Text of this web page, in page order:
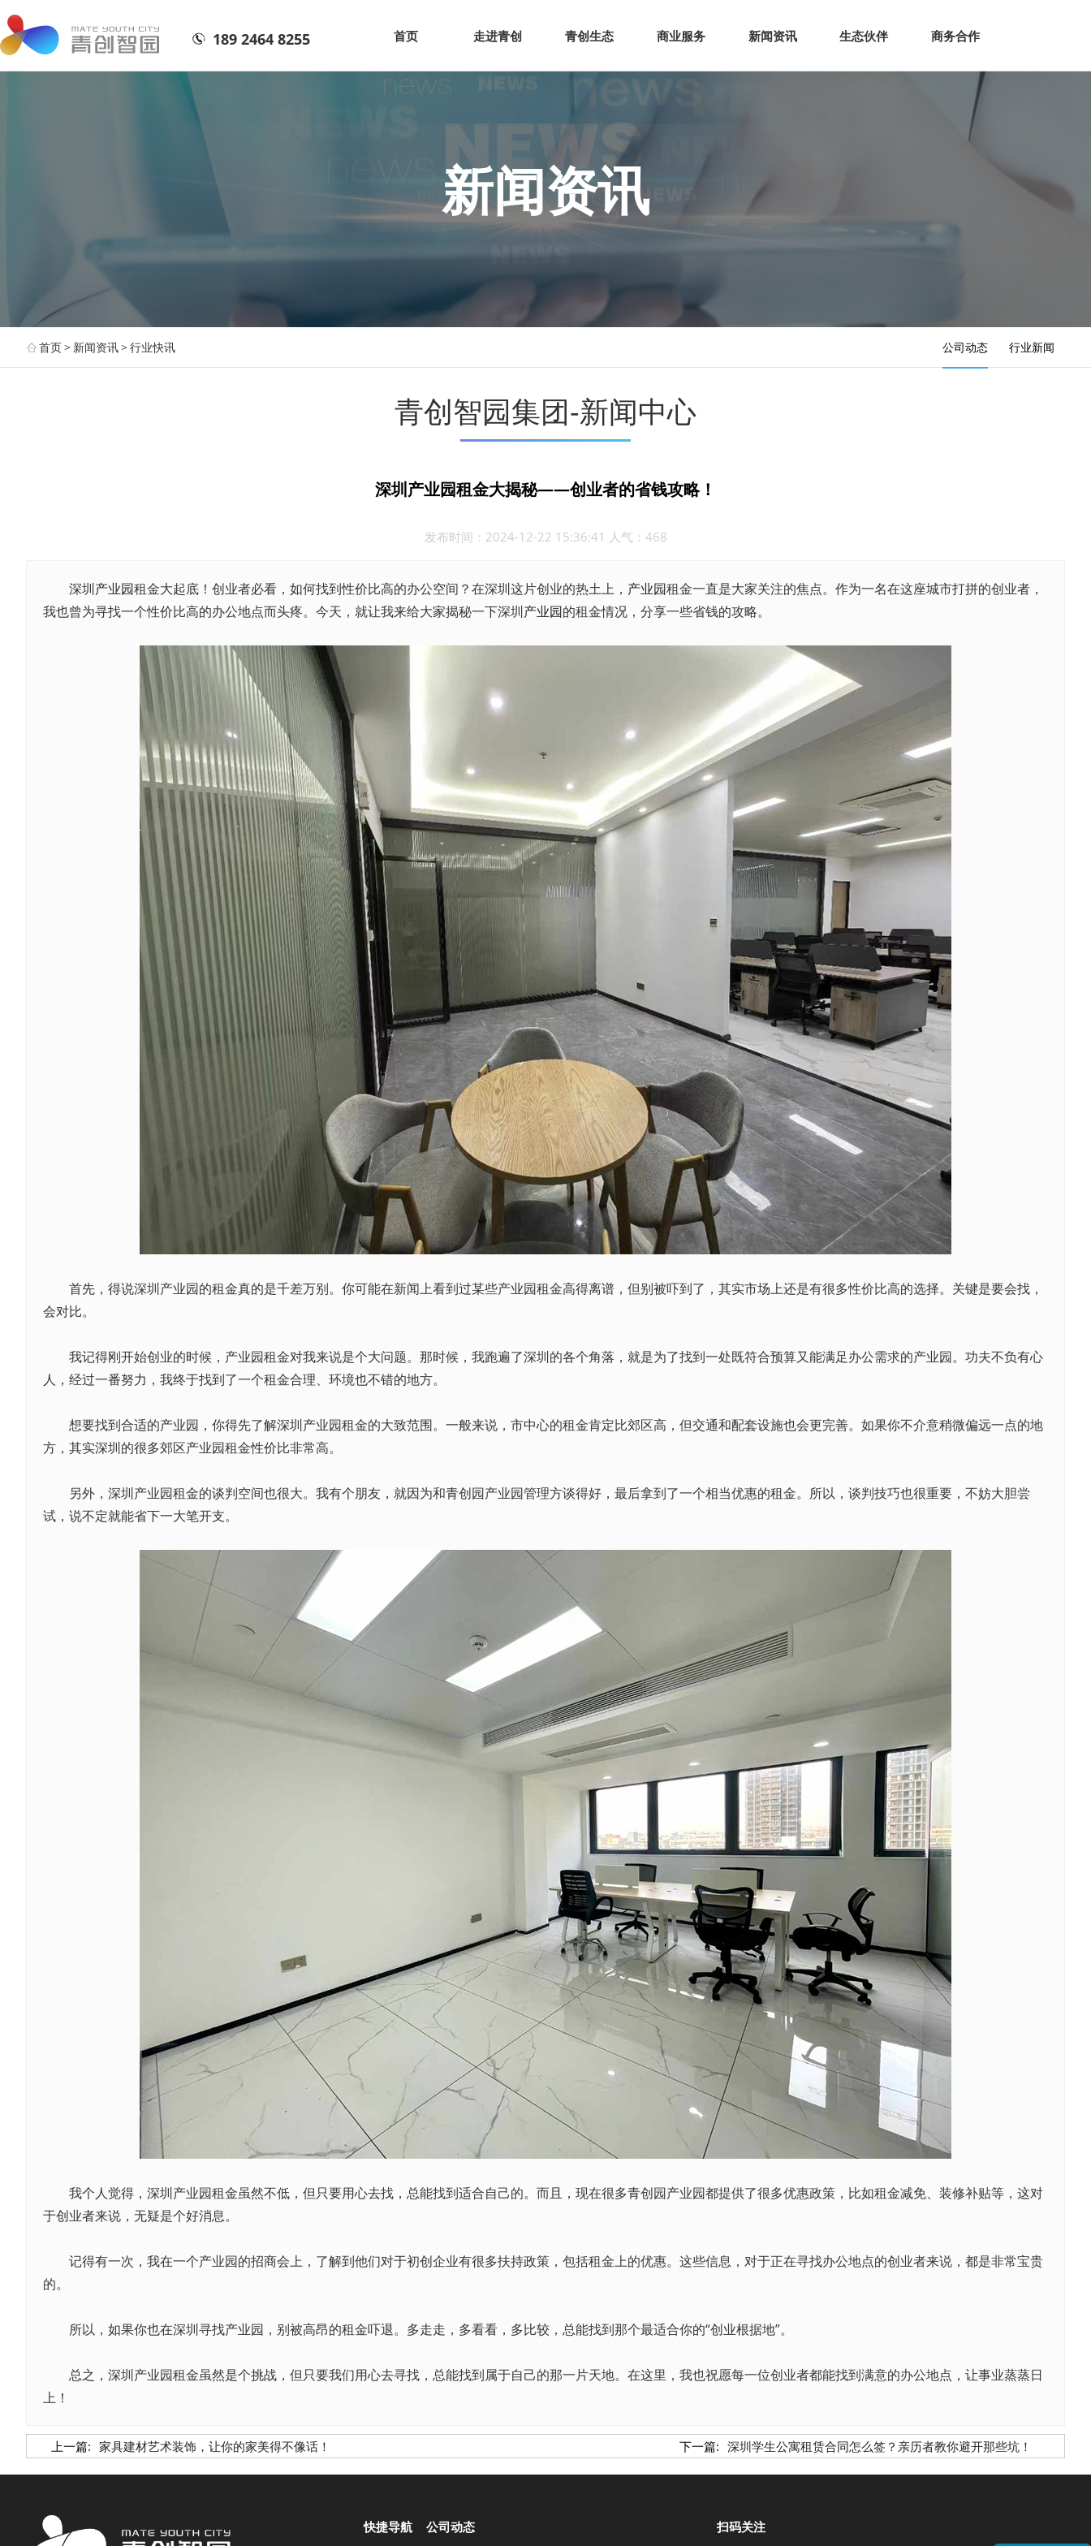
网站首页 走进青创 青创生态 商业服务 新闻资讯 生态伙伴
189 2464 8255 首页 走进青创 青创生态 商业服务 新闻资讯 生态伙伴 商务合作
新闻资讯
首页> 新闻资讯>行业快讯 公司动态 行业新闻
青创智园集团-新闻中心
深圳产业园租金大揭秘——创业者的省钱攻略！
发布时间：2024-12-22 15:36:41 人气：468
深圳产业园租金大起底！创业者必看，如何找到性价比高的办公空间？在深圳这片创业的热土上， 产业园租金一直是大家关注的焦点。作为一名在这座城市打拼的创业者，
我也曾为寻找一个性价比高的办公地点而头疼。今天，就让我来给大家揭秘一下深圳产业园的租金情况，分享一些省钱的攻略。
首先，得说深圳产业园的租金真的是千差万别。你可能在新闻上看到过某些产业园租金高得离谱，但别被吓到了，其实市场上还是有很多性价比高的选择。关键是要会找，
会对比。
我记得刚开始创业的时候，产业园租金对我来说是个大问题。那时候，我跑遍了深圳的各个角落，就是为了找到一处既符合预算又能满足办公需求的产业园。功夫不负有心
人，经过一番努力，我终于找到了一个租金合理、环境也不错的地方。
想要找到合适的产业园，你得先了解深圳产业园租金的大致范围。一般来说，市中心的租金肯定比郊区高，但交通和配套设施也会更完善。如果你不介意稍微偏远一点的地
方，其实深圳的很多郊区产业园租金性价比非常高。
另外，深圳产业园租金的谈判空间也很大。我有个朋友，就因为和青创园产业园管理方谈得好，最后拿到了一个相当优惠的租金。所以，谈判技巧也很重要，不妨大胆尝
试，说不定就能省下一大笔开支。
我个人觉得，深圳产业园租金虽然不低，但只要用心去找，总能找到适合自己的。而且，现在很多青创园产业园都提供了很多优惠政策，比如租金减免、装修补贴等，这对
于创业者来说，无疑是个好消息。
记得有一次，我在一个产业园的招商会上，了解到他们对于初创企业有很多扶持政策，包括租金上的优惠。这些信息，对于正在寻找办公地点的创业者来说，都是非常宝贵
的。
所以，如果你也在深圳寻找产业园，别被高昂的租金吓退。多走走，多看看，多比较，总能找到那个最适合你的“创业根据地”。
总之，深圳产业园租金虽然是个挑战，但只要我们用心去寻找，总能找到属于自己的那一片天地。在这里，我也祝愿每一位创业者都能找到满意的办公地点，让事业蒸蒸日
上！
上一篇: 家具建材艺术装饰，让你的家美得不像话！ 下一篇: 深圳学生公寓租赁合同怎么签？亲历者教你避开那些坑！
快捷导航 公司动态 扫码关注